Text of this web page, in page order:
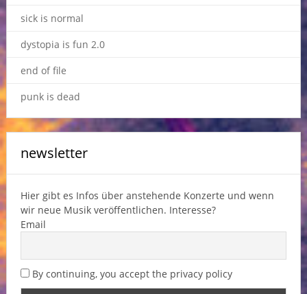
sick is normal
dystopia is fun 2.0
end of file
punk is dead
newsletter
Hier gibt es Infos über anstehende Konzerte und wenn
wir neue Musik veröffentlichen. Interesse?
Email
By continuing, you accept the privacy policy